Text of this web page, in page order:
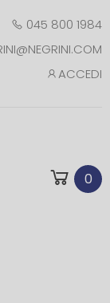
045 800 1984
ACCEDI
0